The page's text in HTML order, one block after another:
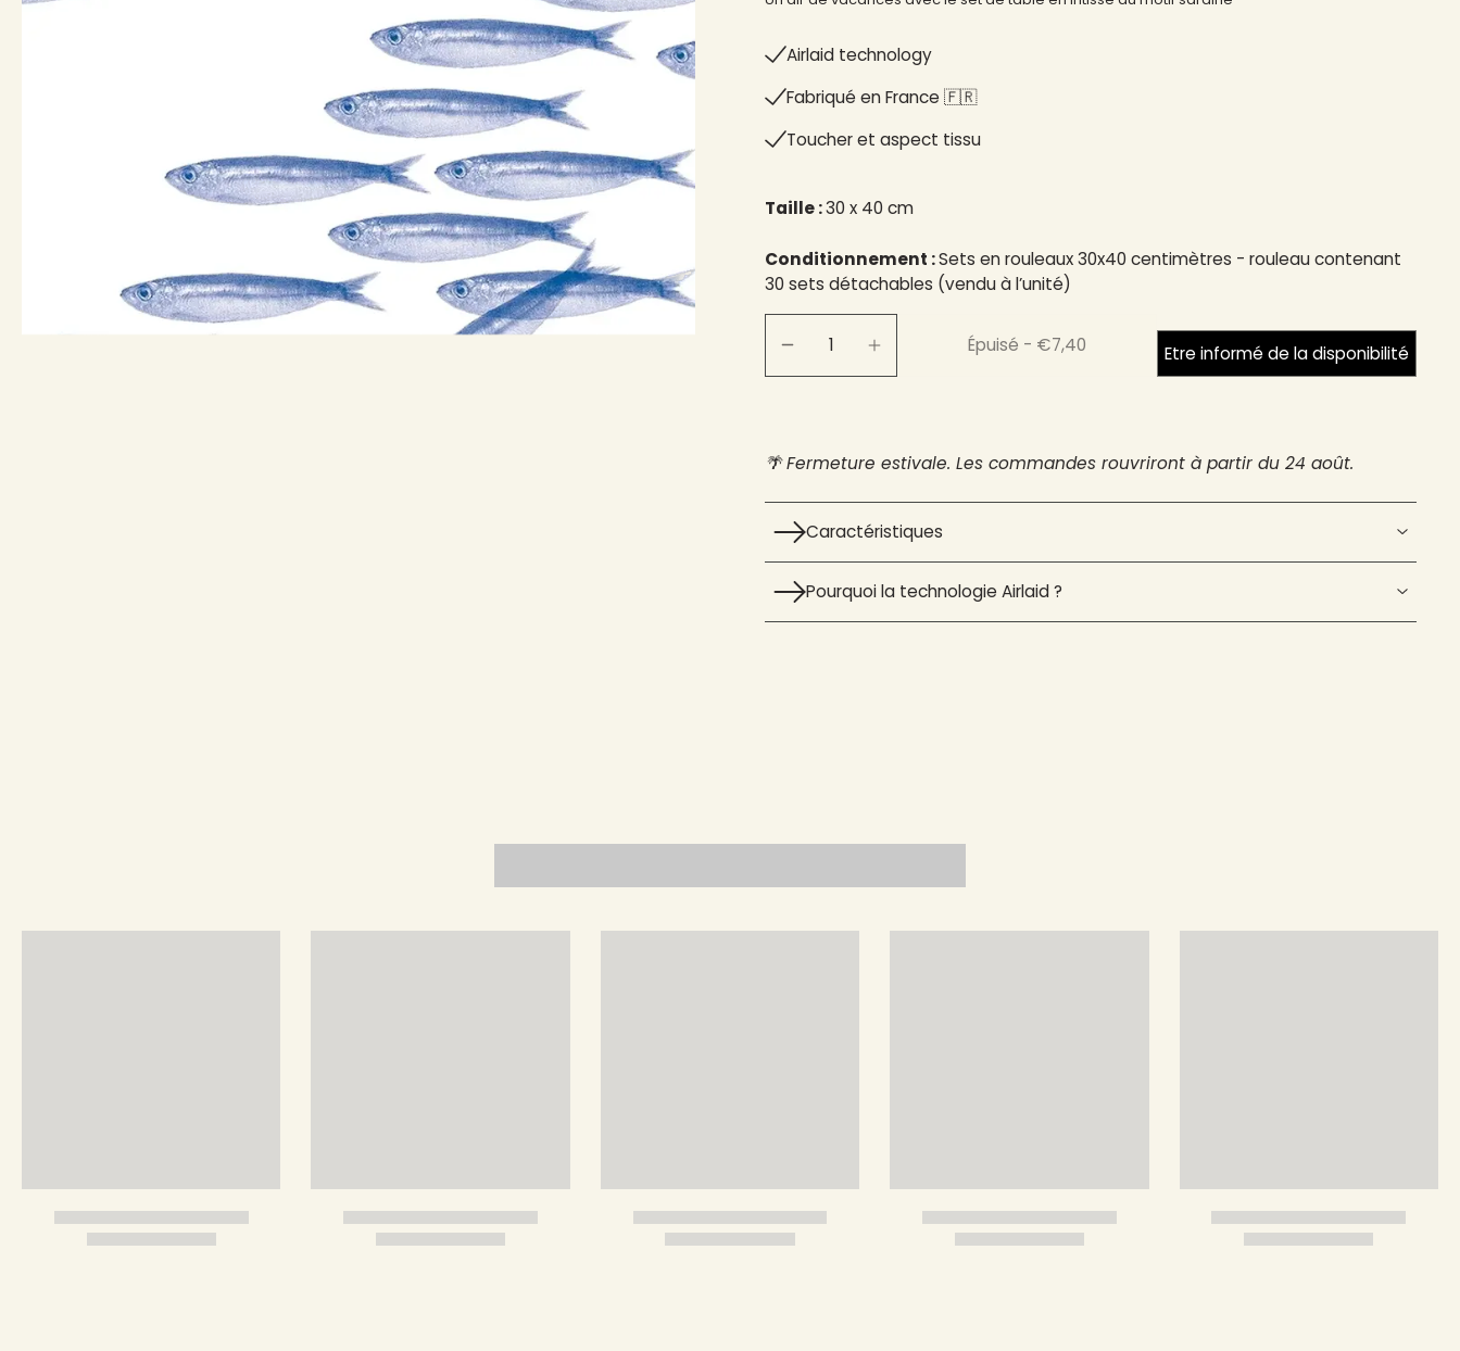
Airlaid technology
Fabriqué en France 🇫🇷​
Toucher et aspect tissu
Taille :30 x 40 cm
Conditionnement :Sets en rouleaux 30x40 centimètres - rouleau contenant
30 sets détachables (vendu à l’unité)
Épuisé - €7,40 Etre informé de la disponibilité
🌴 Fermeture estivale. Les commandes rouvriront à partir du 24 août.
Caractéristiques
Pourquoi la technologie Airlaid ?